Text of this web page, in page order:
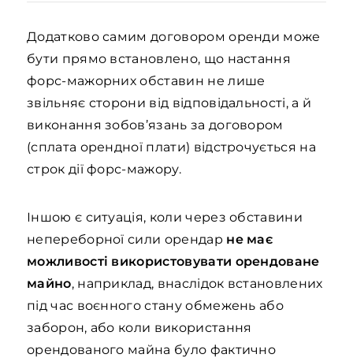
Додатково самим договором оренди може
бути прямо встановлено, що настання
форс-мажорних обставин не лише
звільняє сторони від відповідальності, а й
виконання зобов’язань за договором
(сплата орендної плати) відстрочується на
строк дії форс-мажору.
Іншою є ситуація, коли через обставини
непереборної сили орендар не має
можливості використовувати орендоване
майно, наприклад, внаслідок встановлених
під час воєнного стану обмежень або
заборон, або коли використання
орендованого майна було фактично